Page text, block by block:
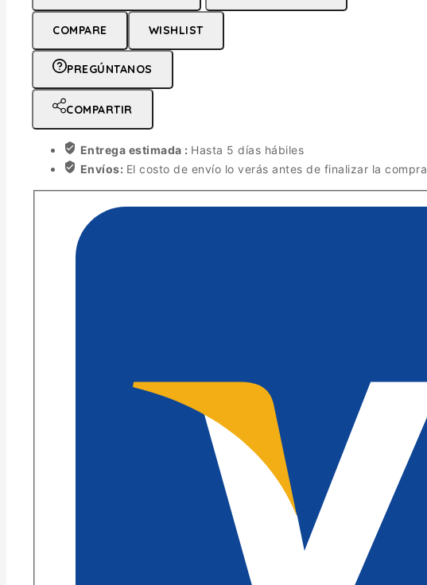
COMPARE WISHLIST
PREGÚNTANOS
COMPARTIR
Entrega estimada : Hasta 5 días hábiles
Envíos: El costo de envío lo verás antes de finalizar la compra